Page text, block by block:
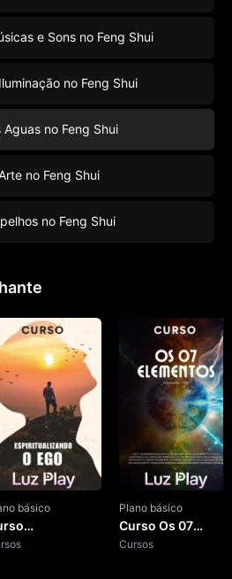
e Sons no Feng Shui
no Feng Shui
Aguas no Feng Shui
no Feng Shui
no Feng Shui
básico
o
Plano básico
Curso Os 07
Elementos
Cursos